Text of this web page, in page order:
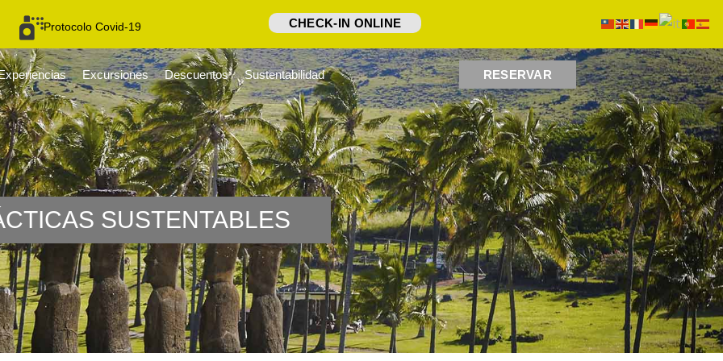
Protocolo Covid-19 CHECK-IN ONLINE
Excursiones Descuentos Sustentabilidad RESERVAR
SUSTENTABLES